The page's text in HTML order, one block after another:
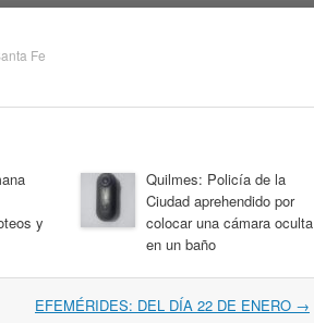
Fe
y
Quilmes: Policía de la
Ciudad aprehendido por
colocar una cámara oculta
en un baño
EFEMÉRIDES: DEL DÍA 22 DE ENERO →